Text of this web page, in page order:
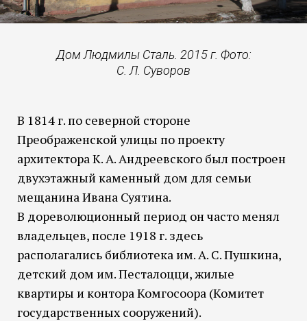
Дом Людмилы Сталь. 2015 г. Фото:
С. Л. Суворов
В 1814 г. по северной стороне
Преображенской улицы по проекту
архитектора К. А. Андреевского был построен
двухэтажный каменный дом для семьи
мещанина Ивана Суятина.
В дореволюционный период он часто менял
владельцев, после 1918 г. здесь
располагались библиотека им. А. С. Пушкина,
детский дом им. Песталоцци, жилые
квартиры и контора Комгосоора (Комитет
государственных сооружений).